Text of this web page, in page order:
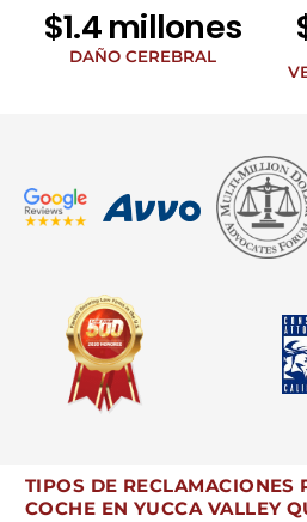
$1.4 millones
DAÑO CEREBRAL
TIPOS DE RECLAMACIONES
COCHE EN YUCCA VALLEY